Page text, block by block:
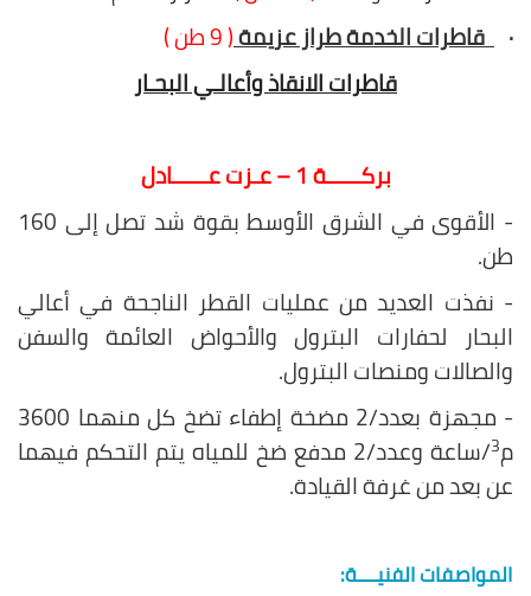
· قاطرات الخدمة طراز عزيمة( 9 طن )
قاطرات الانقاذ وأعالـي البحـار
بركــــــة 1 – عـزت عــــــادل
- الأقوى في الشرق الأوسط بقوة شد تصل إلى 160
طن.
- نفذت العديد من عمليات القطر الناجحة في أعالي
البحار لحفارات البترول والأحواض العائمة والسفن
والصالات ومنصات البترول.
- مجهزة بعدد/2 مضخة إطفاء تضخ كل منهما 3600
م3
/ساعة وعدد/2 مدفع ضخ للمياه يتم التحكم فيهما
عن بعد من غرفة القيادة.
المواصفات الفنيــــة: